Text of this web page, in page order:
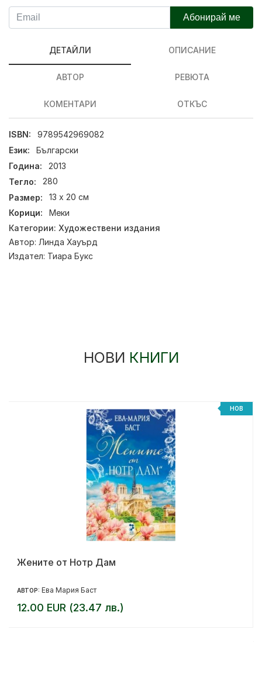
Абонирай ме
ДЕТАЙЛИ ОПИСАНИЕ
АВТОР РЕВЮТА
КОМЕНТАРИ ОТКЪС
ISBN:
9789542969082
Език:
Български
Година:
2013
Тегло:
280
Размер:
13 х 20 см
Корици:
Меки
Категории: Художествени издания
Автор: Линда Хауърд
Издател: Тиара Букс
НОВИ КНИГИ
НОВ
Жените от Нотр Дам
АВТОР: Ева Мария Баст
12.00 EUR (23.47 лв.)